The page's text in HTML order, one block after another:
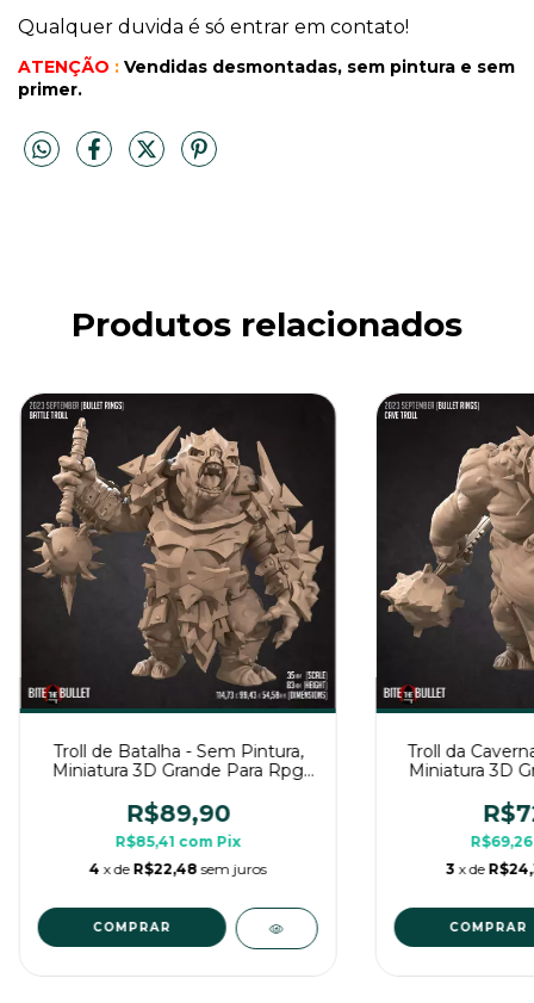
Qualquer duvida é só entrar em contato!
ATENÇÃO : Vendidas desmontadas, sem pintura e sem
primer.
Produtos relacionados
Troll de Batalha - Sem Pintura,
Miniatura 3D Grande Para Rpg
R$89,90
R$85,41 com Pix
4 x de R$22,48 sem juros
Troll da
Miniatura 3D
3 x de